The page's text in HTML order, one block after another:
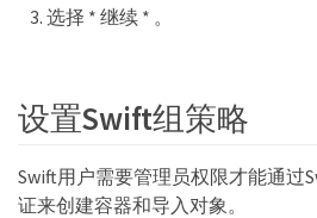
选择 * 继续 * 。
设置Swift组策略
Swift用户需要管理员权限才能通过
证来创建容器和导入对象。